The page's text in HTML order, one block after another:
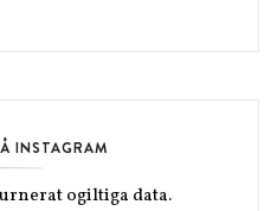
INSTAGRAM
ogiltiga data.